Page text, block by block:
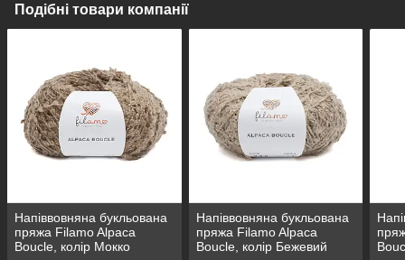
Подібні товари компанії
Напіввовняна букльована
пряжа Filamo Alpaca
Boucle, колір Мокко
Напіввовняна букльована
пряжа Filamo Alpaca
Boucle, колір Бежевий